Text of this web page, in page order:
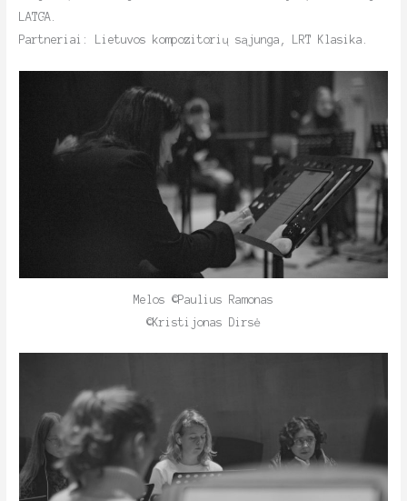
LATGA.
Partneriai: Lietuvos kompozitorių sąjunga, LRT Klasika.
Melos ©Paulius Ramonas
©Kristijonas Dirsė